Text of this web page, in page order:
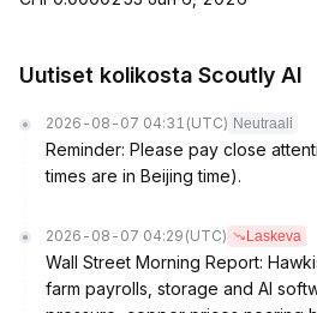
Uutiset kolikosta Scoutly AI
2026-08-07 04:31 (UTC) Neutraali
Reminder: Please pay close
times are in Beijing time).
2026-08-07 04:29 (UTC) Laskeva
Wall Street Morning Report:
farm payrolls, storage and AI